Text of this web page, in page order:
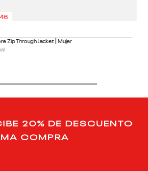
Zip Through Jacket | Mujer
20% DE DESCUENTO
COMPRA